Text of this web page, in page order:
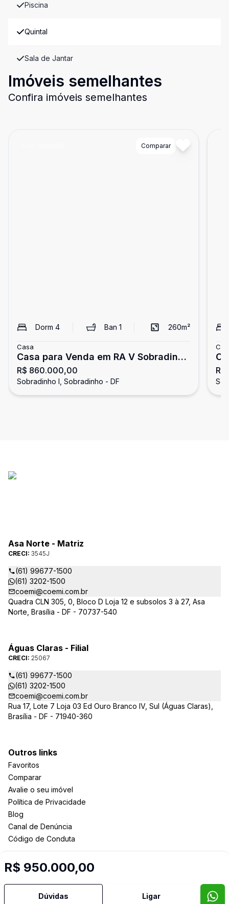
Piscina
Quintal
Sala de Jantar
Imóveis semelhantes
Confira imóveis semelhantes
Comparar
Dorm 4 Ban 1 260m²
Casa
Casa para Venda em RA V Sobradinho
/ DF no bairro Sobradinho
R$ 860.000,00
Sobradinho I, Sobradinho - DF
R$ 950.000,00
Dúvidas Ligar
Asa Norte - Matriz
CRECI: 3545J
(61) 99677-1500
(61) 3202-1500
coemi@coemi.com.br
Quadra CLN 305, 0, Bloco D Loja 12 e subsolos 3 à 27, Asa
Norte, Brasília - DF - 70737-540
Águas Claras - Filial
CRECI: 25067
(61) 99677-1500
(61) 3202-1500
coemi@coemi.com.br
Rua 17, Lote 7 Loja 03 Ed Ouro Branco IV, Sul (Águas Claras),
Brasília - DF - 71940-360
Outros links
Favoritos
Comparar
Avalie o seu imóvel
Política de Privacidade
Blog
Canal de Denúncia
Código de Conduta
Selo de Tecnologia Loft